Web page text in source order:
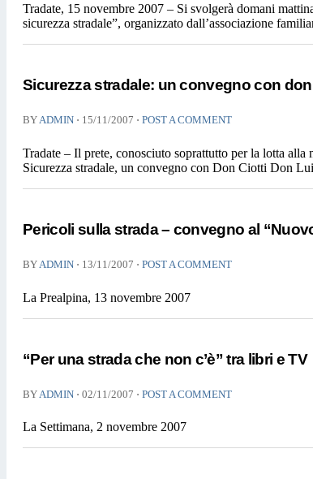
Tradate, 15 novembre 2007 – Si svolgerà domani
sicurezza stradale”, organizzato dall’associazione
Sicurezza stradale: un convegno con
BYADMIN ⋅ 15/11/2007 ⋅ POST A COMMENT
Tradate – Il prete, conosciuto soprattutto per la lotta
Sicurezza stradale, un convegno con Don Ciotti Don
Pericoli sulla strada – convegno al
BYADMIN ⋅ 13/11/2007 ⋅ POST A COMMENT
La Prealpina, 13 novembre 2007
“Per una strada che non c’è” tra libri e TV
BY ADMIN ⋅ 02/11/2007 ⋅ POST A COMMENT
La Settimana, 2 novembre 2007